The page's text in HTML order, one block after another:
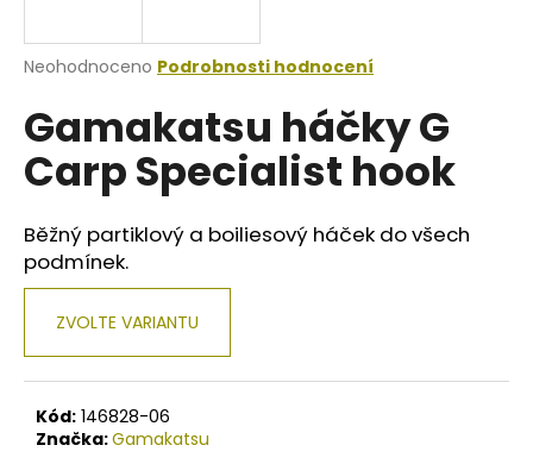
Průměrné
produktu
je
0,0
z
hvězdiček.
Neohodnoceno Podrobnosti hodnocení
Gamakatsu háčky G
Carp Specialist hook
Běžný partiklový a boiliesový háček do všech
podmínek.
ZVOLTE VARIANTU
Kód: 146828-06
Značka:Gamakatsu
j
t
?
D
o
p